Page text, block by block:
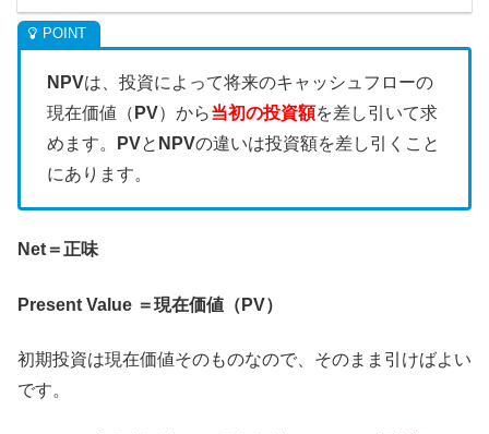
NPVは、投資によって将来のキャッシュフローの
現在価値（ PV）から当初の投資額を差し引いて求
めます。
PVと NPVの違いは投資額を差し引くこと
にあります。
Net＝正味
Present Value ＝現在価値（PV）
初期投資は現在価値そのものなので、そのまま引けばよい
です。